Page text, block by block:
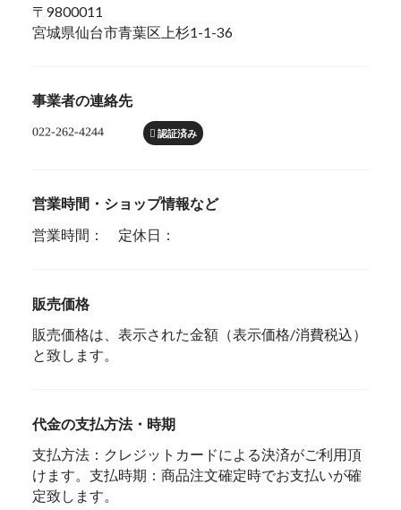
〒9800011
宮城県仙台市青葉区上杉1-1-36
事業者の連絡先
認証済み
営業時間・ショップ情報など
営業時間： 定休日：
販売価格
販売価格は、表示された金額（表示価格/消費税込）
と致します。
代金の支払方法・時期
支払方法：クレジットカードによる決済がご利用頂
けます。支払時期：商品注文確定時でお支払いが確
定致します。